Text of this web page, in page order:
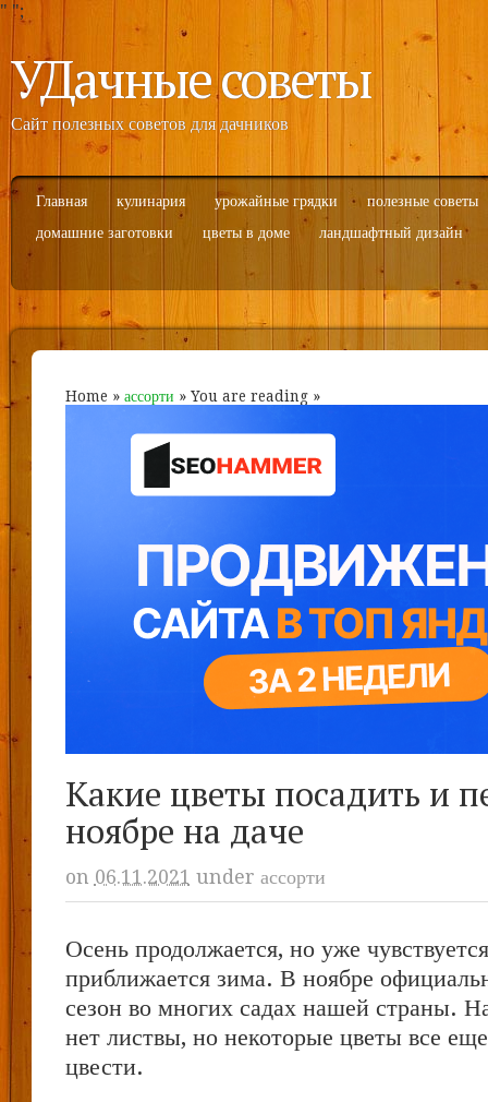
" ";
УДачные советы
Сайт полезных советов для дачников
Главная кулинария урожайные грядки
полезные советы
домашние заготовки
цветы в доме ландшафтный дизайн
Home » ассорти » You are reading »
Какие цветы посадить и
ноябре на даче
on 06.11.2021 under ассорти
Осень продолжается, но уже
приближается зима. В ноябре
сезон во многих садах нашей страны.
нет листвы, но некоторые цветы все
цвести.